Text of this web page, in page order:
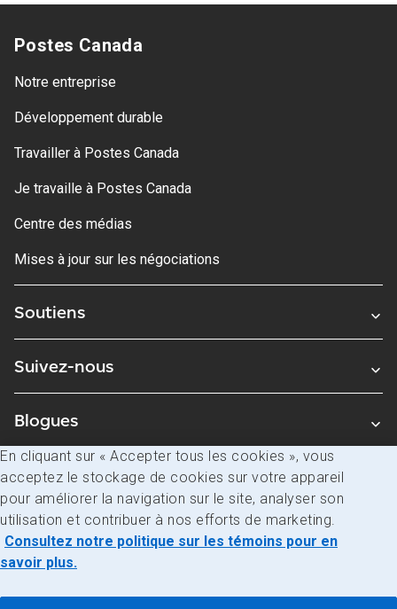
Postes Canada
Notre entreprise
Développement durable
Travailler à Postes Canada
Je travaille à Postes Canada
Centre des médias
Mises à jour sur les négociations
Soutiens
Suivez-nous
Blogues
Avis juridiques
Confidentialité
Accès à l’information
En cliquant sur « Accepter tous les cookies », vous
acceptez le stockage de cookies sur votre appareil
pour améliorer la navigation sur le site, analyser son
utilisation et contribuer à nos efforts de marketing.
Consultez notre politique sur les témoins pour en
savoir plus.